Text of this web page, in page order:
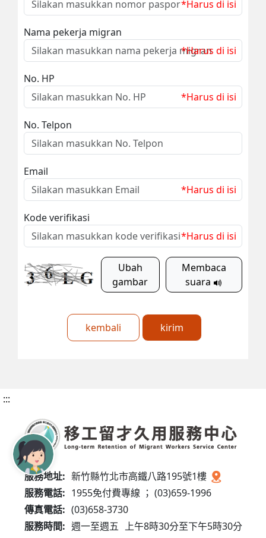
*Harus di isi
Nama pekerja migran
*Harus di isi
No. HP
*Harus di isi
No. Telpon
Email
*Harus di isi
Kode verifikasi
*Harus di isi
Ubah
gambar
Membaca
suara
kembali kirim
:::
服務地址: 新竹縣竹北市高鐵八路195號1樓
服務電話: 1955免付費專線 ； (03)659-1996
傳真電話: (03)658-3730
服務時間: 週一至週五 上午8時30分至下午5時30分